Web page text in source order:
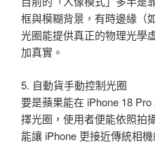
框與模糊背景，有時邊緣（
光圈能提供真正的物理光學
加真實。
5. 自動貨手動控制光圈
要是蘋果能在 iPhone 18
擇光圈，使用者便能依照拍
能讓 iPhone 更接近傳統相機